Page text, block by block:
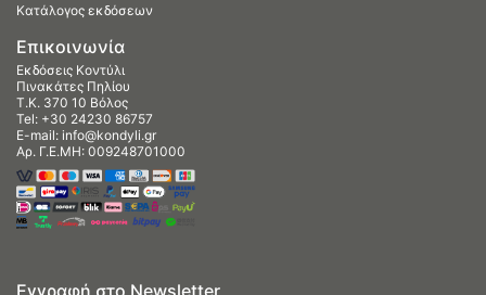
Κατάλογος εκδόσεων
Επικοινωνία
Εκδόσεις Κοντύλι
Πινακάτες Πηλίου
Τ.Κ. 370 10 Βόλος
Tel: +30 24230 86757
E-mail: info@kondyli.gr
Αρ. Γ.Ε.ΜΗ: 009248701000